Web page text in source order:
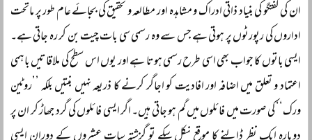
ان کی گفتگو کی بنیاد ذاتی ادراک و مشاہدہ اور مطالعہ و تحقیق کی بجائے عام طور پر ماتحت
اداروں کی رپورٹوں پر ہوتی ہے جس سے وہ رسمی سی بات چیت بن کر رہ جاتی ہے۔
ایسی باتوں کا جواب بھی اسی طرح رسمی ہوتا ہے اور یوں اس سطح کی ملاقاتیں باہمی
اعتماد و تعلق میں اضافہ اور افادیت کو اجاگر کرنے کا ذریعہ نہیں بنتیں بلکہ ’’روٹین
ورک‘‘ کی صورت میں فائلوں میں گم ہو جاتی ہیں۔ اگر ایسی فائلوں کی گرد جھاڑ کر ان پر